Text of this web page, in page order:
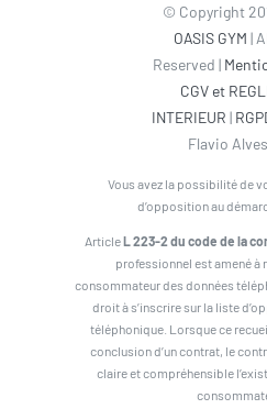
© Copyright
OASIS GYM |
Reserved |
CGV et
INTERIEUR |
Flavio
Vous avez la possibilité de
d’opposition au
ArticleL 223-2 du code de la
professionnel est amené à
consommateur des données
droit à s’inscrire sur la liste
téléphonique. Lorsque ce
conclusion d’un contrat, le
claire et compréhensible